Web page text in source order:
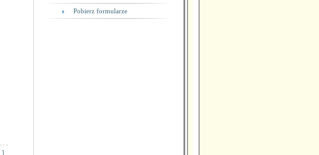
]
Pobierz formularze